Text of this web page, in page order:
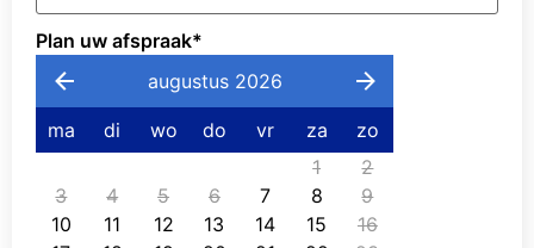
Plan uw afspraak*
augustus 2026
ma di wo do vr za
zo
1
2
3
4 5 6 7 8
9
10
11 12 13 14 15
16